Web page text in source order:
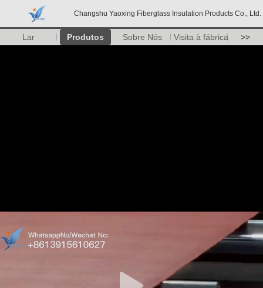
Changshu Yaoxing Fiberglass Insulation Products Co., Ltd.
Lar Produtos Sobre Nós Visita à fábrica >>